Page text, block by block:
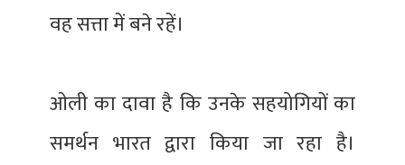
वह सत्ता में बने रहें।
ओली का दावा है कि उनके सहयोगियों का
समर्थन भारत द्वारा किया जा रहा है।